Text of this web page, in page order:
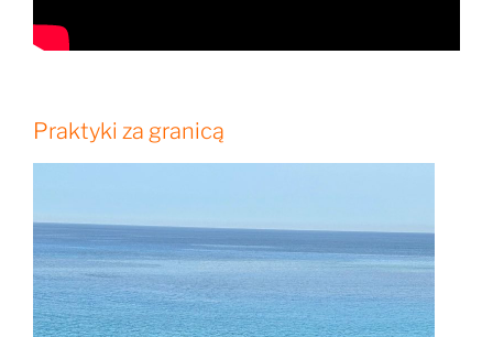
Praktyki za granicą